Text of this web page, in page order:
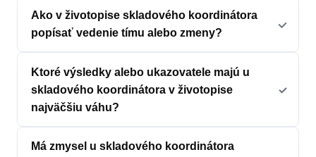
Ako v životopise skladového koordinátora
popísať vedenie tímu alebo zmeny?
Ktoré výsledky alebo ukazovatele majú u
skladového koordinátora v životopise
najväčšiu váhu?
Má zmysel u skladového koordinátora